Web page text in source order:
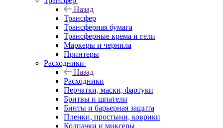
Назад
Трансфер
Трансферная бумага
Трансферные крема и гели
Маркеры и чернила
Принтеры
Расходники
Назад
Расходники
Перчатки, маски, фартуки
Бритвы и шпатели
Бинты и барьерная защита
Пленки, простыни, коврики
Колпачки и миксеры